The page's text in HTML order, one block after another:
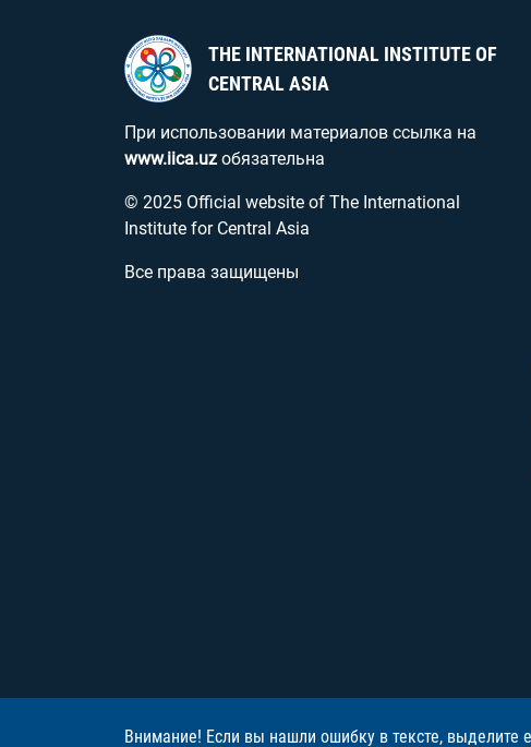
THE INTERNATIONAL INSTITUTE OF
CENTRAL ASIA
При использовании материалов ссылка на
www.iica.uz обязательна
© 2025 Official website of The International
Institute for Central Asia
Все права защищены
Внимание! Если вы нашли ошибку в тексте,